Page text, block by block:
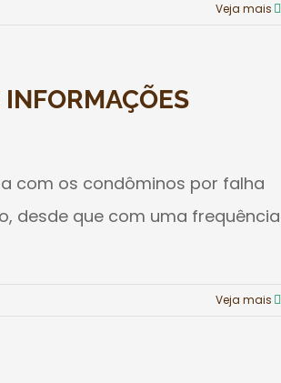
Veja mais
com os condôminos por falha
desde que com uma frequência
Veja mais